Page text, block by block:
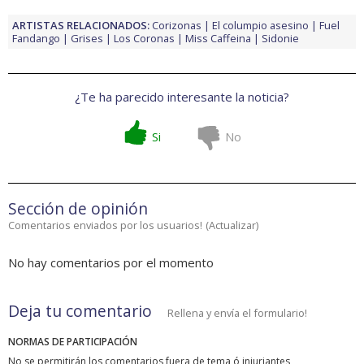
ARTISTAS RELACIONADOS:Corizonas El columpio asesino
Fuel
Fandango
Grises Los Coronas Miss Caffeina Sidonie
¿Te ha parecido interesante la noticia?
Si No
Sección de opinión
Comentarios enviados por los usuarios! (Actualizar)
No hay comentarios por el momento
Deja tu comentario Rellena y envía el formulario!
NORMAS DE PARTICIPACIÓN